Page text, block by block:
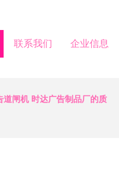
联系我们 企业信息
道闸机 时达广告制品厂的质